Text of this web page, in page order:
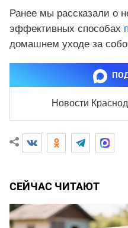
Ранее мы рассказали о
эффективных способах
домашнем уходе за
Новости
СЕЙЧАС ЧИТАЮТ